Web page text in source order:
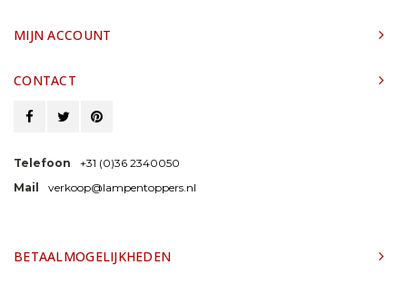
MIJN ACCOUNT
CONTACT
Telefoon
+31 (0)36 2340050
Mail
verkoop@lampentoppers.nl
BETAALMOGELIJKHEDEN